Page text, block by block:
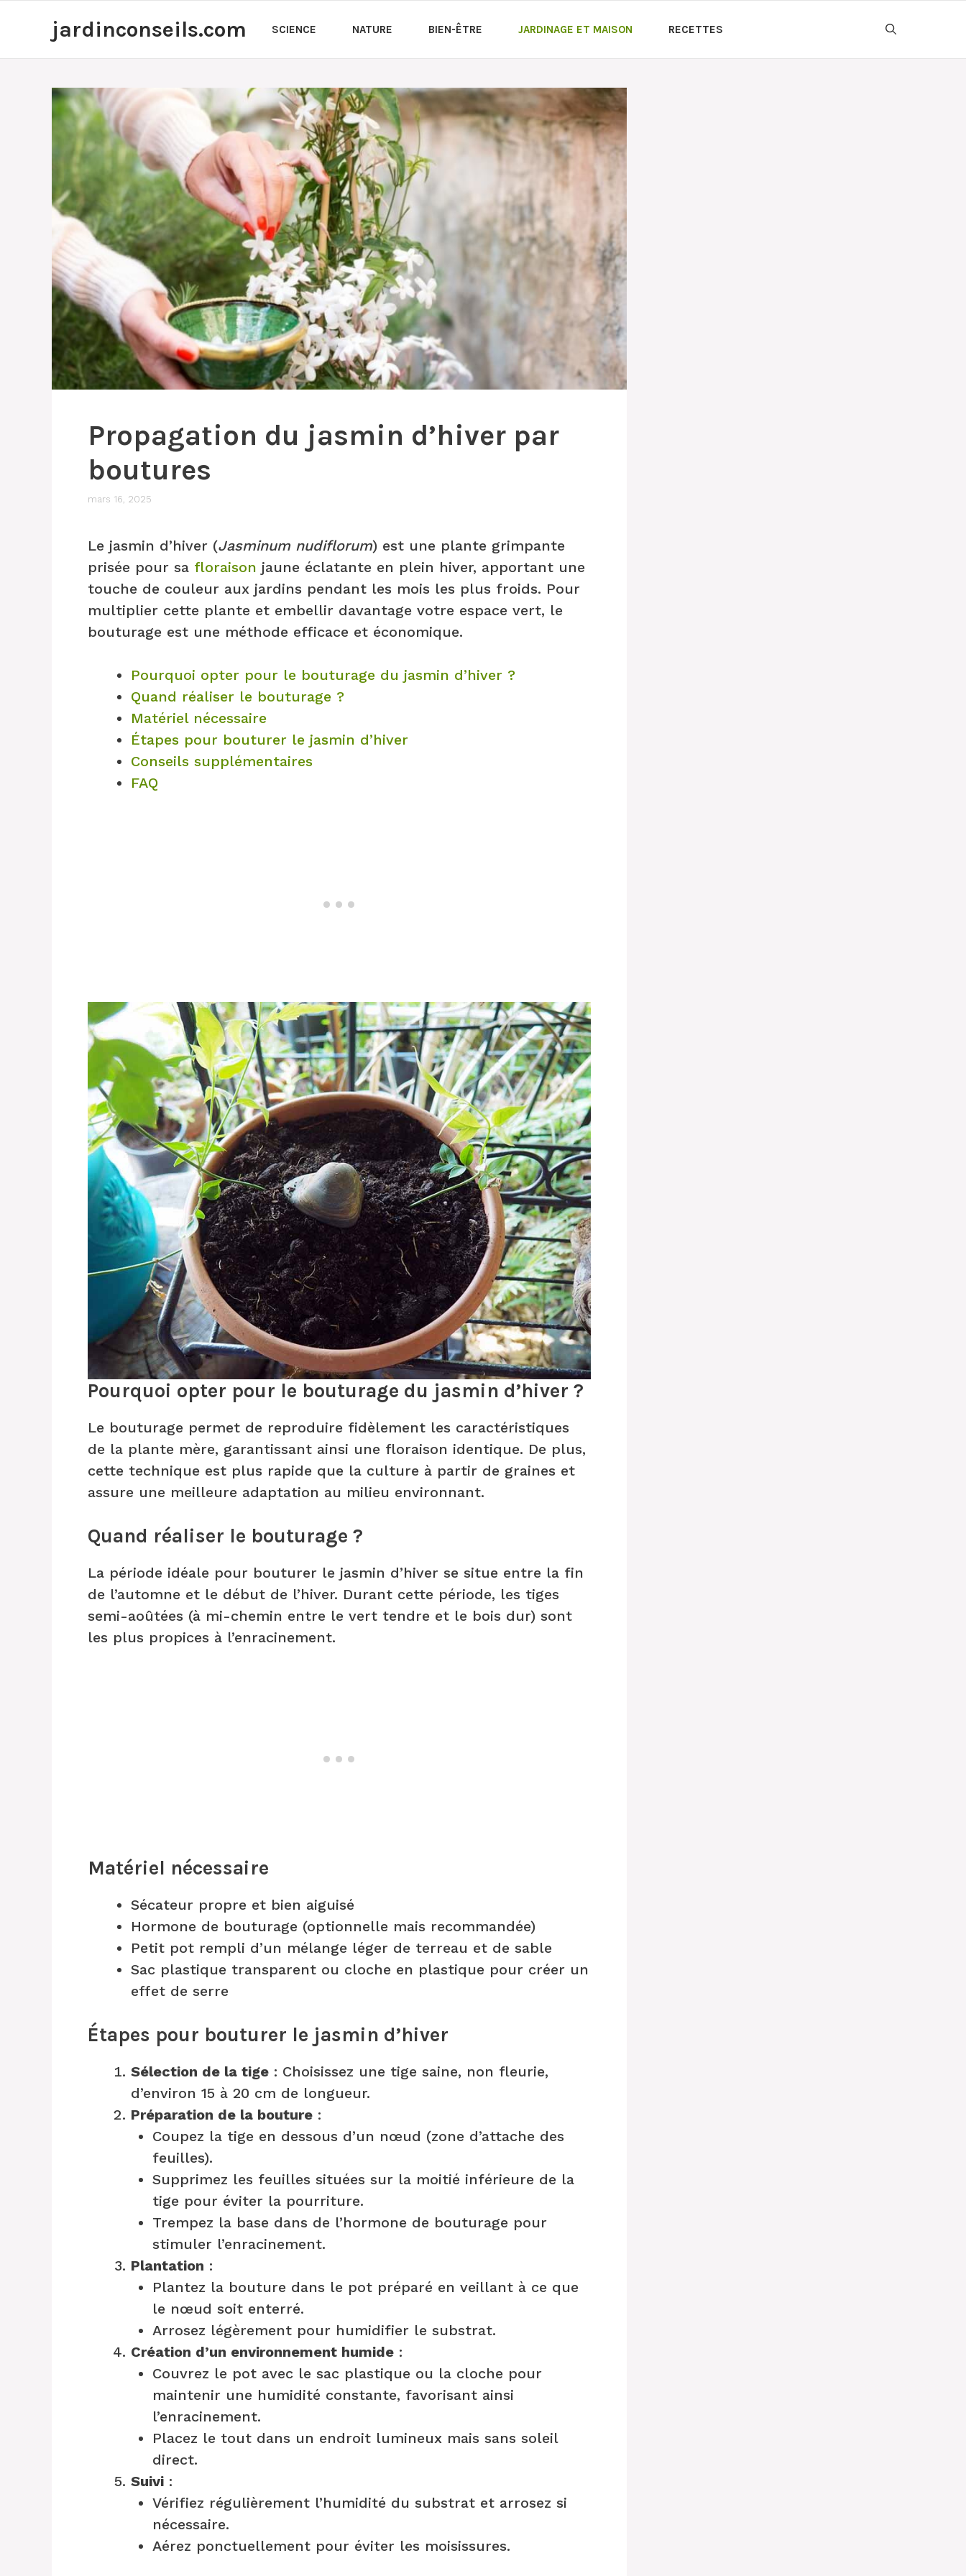
jardinconseils.com SCIENCE NATURE BIEN-ÊTRE JARDINAGE ET MAISON RECETTES
Propagation du jasmin d’hiver par
boutures
mars 16, 2025
Le jasmin d’hiver (Jasminum nudiflorum) est une plante grimpante
prisée pour sa floraison jaune éclatante en plein hiver, apportant une
touche de couleur aux jardins pendant les mois les plus froids. Pour
multiplier cette plante et embellir davantage votre espace vert, le
bouturage est une méthode efficace et économique.
Pourquoi opter pour le bouturage du jasmin d’hiver ?
Quand réaliser le bouturage ?
Matériel nécessaire
Étapes pour bouturer le jasmin d’hiver
Conseils supplémentaires
FAQ
Pourquoi opter pour le bouturage du jasmin d’hiver ?
Le bouturage permet de reproduire fidèlement les caractéristiques
de la plante mère, garantissant ainsi une floraison identique. De plus,
cette technique est plus rapide que la culture à partir de graines et
assure une meilleure adaptation au milieu environnant.
Quand réaliser le bouturage ?
La période idéale pour bouturer le jasmin d’hiver se situe entre la fin
de l’automne et le début de l’hiver. Durant cette période, les tiges
semi-aoûtées (à mi-chemin entre le vert tendre et le bois dur) sont
les plus propices à l’enracinement.
Matériel nécessaire
Sécateur propre et bien aiguisé
Hormone de bouturage (optionnelle mais recommandée)
Petit pot rempli d’un mélange léger de terreau et de sable
Sac plastique transparent ou cloche en plastique pour créer un
effet de serre
Étapes pour bouturer le jasmin d’hiver
Sélection de la tige : Choisissez une tige saine, non fleurie,
d’environ 15 à 20 cm de longueur.
Préparation de la bouture :
Coupez la tige en dessous d’un nœud (zone d’attache des
feuilles).
Supprimez les feuilles situées sur la moitié inférieure de la
tige pour éviter la pourriture.
Trempez la base dans de l’hormone de bouturage pour
stimuler l’enracinement.
Plantation :
Plantez la bouture dans le pot préparé en veillant à ce que
le nœud soit enterré.
Arrosez légèrement pour humidifier le substrat.
Création d’un environnement humide :
Couvrez le pot avec le sac plastique ou la cloche pour
maintenir une humidité constante, favorisant ainsi
l’enracinement.
Placez le tout dans un endroit lumineux mais sans soleil
direct.
Suivi :
Vérifiez régulièrement l’humidité du substrat et arrosez si
nécessaire.
Aérez ponctuellement pour éviter les moisissures.